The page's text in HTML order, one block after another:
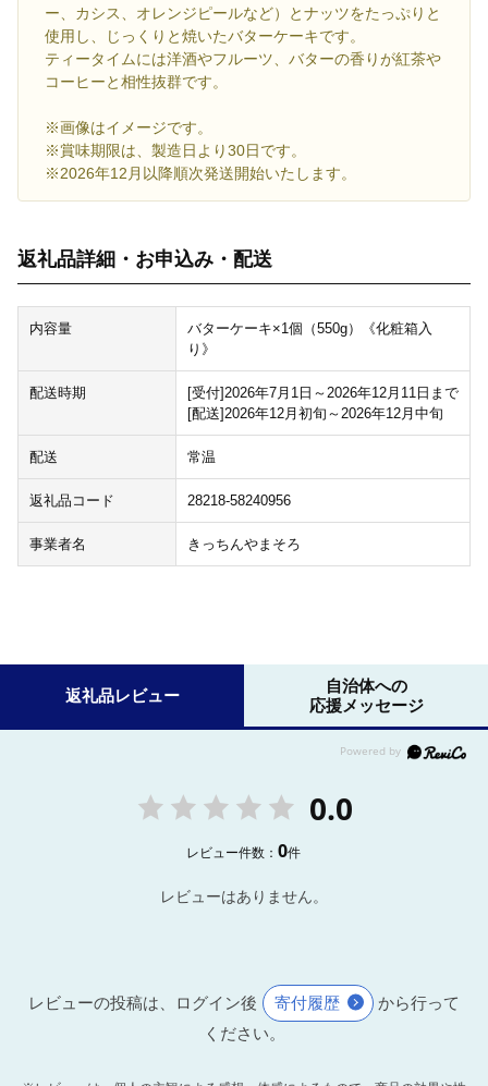
ー、カシス、オレンジピールなど）とナッツをたっぷりと
使用し、じっくりと焼いたバターケーキです。
ティータイムには洋酒やフルーツ、バターの香りが紅茶や
コーヒーと相性抜群です。
※画像はイメージです。
※賞味期限は、製造日より30日です。
※2026年12月以降順次発送開始いたします。
返礼品詳細・お申込み・配送
内容量
バターケーキ×1個（550g）《化粧箱入
り》
配送時期
[受付]2026年7月1日～2026年12月11日まで
[配送]2026年12月初旬～2026年12月中旬
配送 常温
返礼品コード 28218-58240956
事業者名 きっちんやまそろ
返礼品レビュー
自治体への
応援メッセージ
0.0
レビュー件数：0件
レビューはありません。
レビューの投稿は、ログイン後 寄付履歴
から行って
ください。